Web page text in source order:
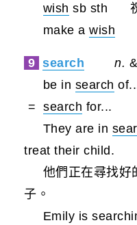
wish sb sth
make a wish
9 search n. &
be in search
= search for...
They are in
treat their child.
他們正在尋找好
子。
Emily is